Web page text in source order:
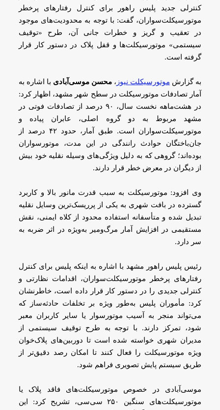
کنترلی جدید پلیس راهور برای کنترل رفتارهای پرخطر
موتورسیکلت‌سواران، گفت: با توجه به محدودیت‌های موجود
در تعقیب و گریز و خطرات جانی آن، طرح «توقیف
سیستمی» موتورسیکلت‌ها و قفل پلاک در دستور کار قرار
گرفته است.
به گزارش موتورسیکلت نیوز ، محسن موسی‌آبادیبا اشاره به
آمار تصادفات موتورسیکلت در سطح شهر مشهد، اظهار کرد:
در هشت‌ماهه نخست سال، ۹۰ درصد از تصادفات فوتی در
مشهد مربوط به دو گروه اصلی، عابران پیاده و
موتورسیکلت‌سواران است. طبق آمار، حدود ۴۲ درصد از
جان‌باختگان حوادث رانندگی در این مدت، موتورسواران
بوده‌اند؛ گروهی که به دلیل ویژگی‌های وسیله نقلیه خود بیش
از دیگران در معرض خطر قرار دارند.
وی افزود: موتورسیکلت به سبب قدرت مانور بالا و کاربرد
گسترده در بافت شهری به یکی از پرریسک‌ترین وسایل نقلیه
تبدیل شده و متأسفانه استفاده محدود از کلاه ایمنی، نقش
مستقیمی در افزایش آمار مرگ‌ومیر به‌ویژه در اثر ضربه به
سر دارد.
رئیس پلیس راهور مشهد با اشاره به اینکه پلیس برای کنترل
رفتارهای پرخطر موتورسیکلت‌سواران، اقدامات نظارتی و
کنترلی جدیدی را در دستور کار قرار داده است، خاطرنشان
کرد: مأموران پلیس به‌طور ویژه بر تخلفات حادثه‌ساز که
می‌تواند منجر به آسیب موتورسوار یا سایر کاربران معبر
شود، تمرکز دارند. با توجه به طرح توقیف سیستمی از
مدیران شهری خواسته شده است تا دوربین‌های پلاک‌خوان
ویژه موتورسیکلت را فعال کنند تا امکان رصد دقیق‌تر از
طریق سیستم پایش تصویری فراهم شود.
موسی‌آبادی در خصوص موتورسیکلت‌های فاقد پلاک یا
موتورسیکلت‌های سنگین ۲۵۰ سی‌سی، تشریح کرد: این